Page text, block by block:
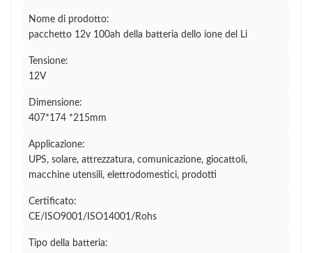
Nome di prodotto:
pacchetto 12v 100ah della batteria dello ione del Li
Tensione:
12V
Dimensione:
407*174 *215mm
Applicazione:
UPS, solare, attrezzatura, comunicazione, giocattoli,
macchine utensili, elettrodomestici, prodotti
Certificato:
CE/ISO9001/ISO14001/Rohs
Tipo della batteria: